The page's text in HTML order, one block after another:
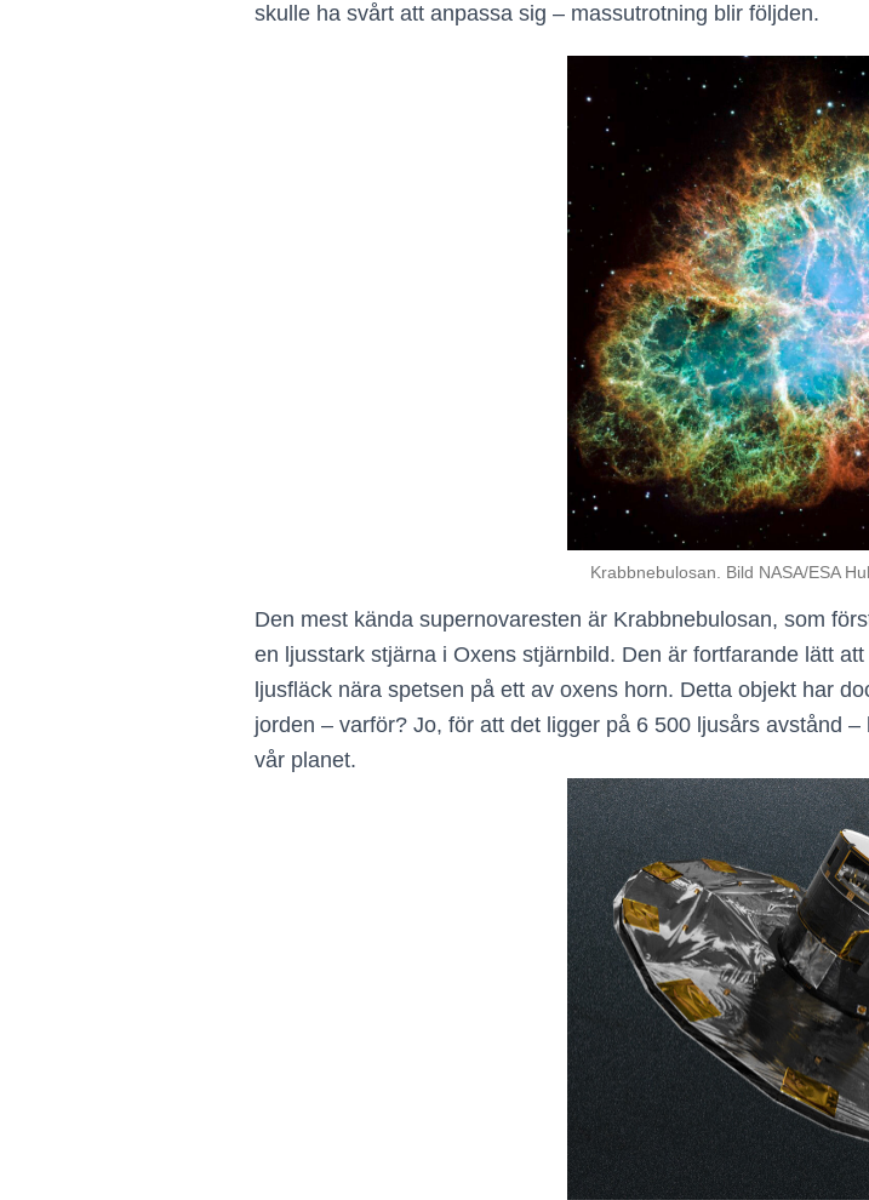
skulle ha svårt att anpassa sig – massutrotning blir följden.
Krabbnebulosan. Bild NASA/ESA
Den mest kända supernovaresten är Krabbnebulosan, som
en ljusstark stjärna i Oxens stjärnbild. Den är fortfarande lätt
ljusfläck nära spetsen på ett av oxens horn. Detta objekt har
jorden – varför? Jo, för att det ligger på 6 500 ljusårs avstånd
vår planet.